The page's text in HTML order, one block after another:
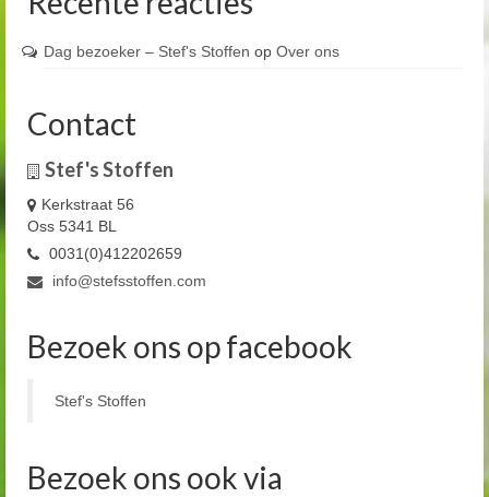
Dag bezoeker – Stef's Stoffen op Over ons
Contact
Stef's Stoffen
Kerkstraat 56
Oss 5341 BL
0031(0)412202659
info@stefsstoffen.com
Bezoek ons op facebook
Stef's Stoffen
Bezoek ons ook via